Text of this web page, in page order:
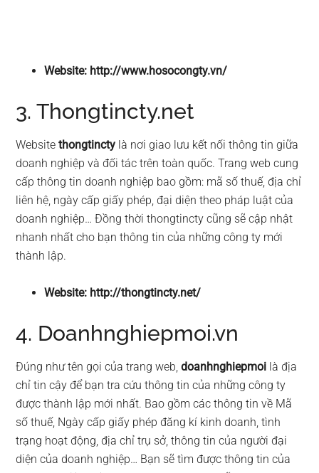
Website: http://www.hosocongty.vn/
3. Thongtincty.net
Websitethongtincty là nơi giao lưu kết nối thông tin giữa
doanh nghiệp và đối tác trên toàn quốc. Trang web cung
cấp thông tin doanh nghiệp bao gồm: mã số thuế, địa chỉ
liên hệ, ngày cấp giấy phép, đại diện theo pháp luật của
doanh nghiệp… Đồng thời thongtincty cũng sẽ cập nhật
nhanh nhất cho bạn thông tin của những công ty mới
thành lập.
Website: http://thongtincty.net/
4. Doanhnghiepmoi.vn
Đúng như tên gọi của trang web,doanhnghiepmoi là địa
chỉ tin cậy để bạn tra cứu thông tin của những công ty
được thành lập mới nhất. Bao gồm các thông tin về Mã
số thuế, Ngày cấp giấy phép đăng kí kinh doanh, tình
trạng hoạt động, địa chỉ trụ sở, thông tin của người đại
diện của doanh nghiệp… Bạn sẽ tìm được thông tin của